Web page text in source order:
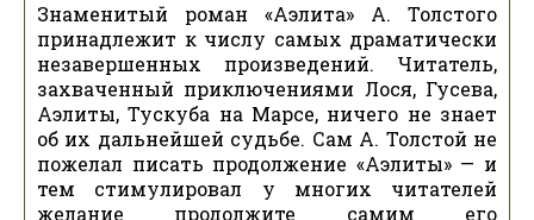
Знаменитый роман «Аэлита» А. Толстого
принадлежит к числу самых драматически
незавершенных произведений. Читатель,
захваченный приключениями Лося, Гусева,
Аэлиты, Тускуба на Марсе, ничего не знает
об их дальнейшей судьбе. Сам А. Толстой не
пожелал писать продолжение «Аэлиты» — и
тем стимулировал у многих читателей
желание продолжите самим его